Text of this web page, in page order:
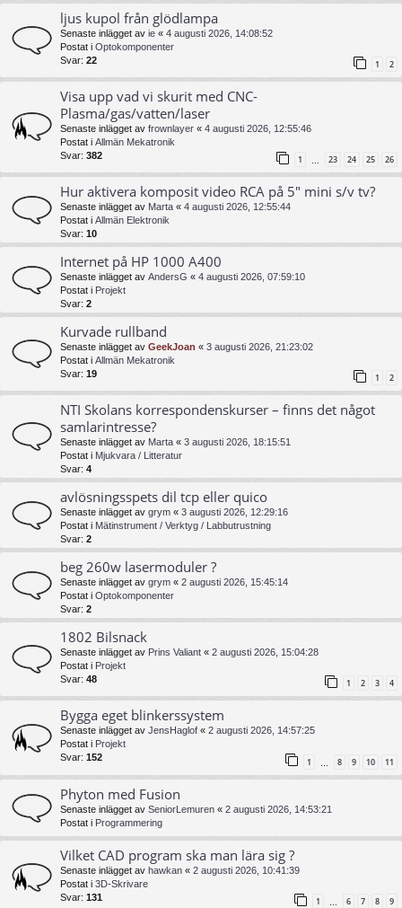
ljus kupol från glödlampa
Senaste inlägget av ie « 4 augusti 2026, 14:08:52
Postat i Optokomponenter
Svar: 22 1 2
Visa upp vad vi skurit med CNC-
Plasma/gas/vatten/laser
Senaste inlägget av frownlayer « 4 augusti 2026, 12:55:46
Postat i Allmän Mekatronik
Svar: 382 1 … 23 24 25 26
Hur aktivera komposit video RCA på 5" mini s/v tv?
Senaste inlägget av Marta « 4 augusti 2026, 12:55:44
Postat i Allmän Elektronik
Svar: 10
Internet på HP 1000 A400
Senaste inlägget av AndersG « 4 augusti 2026, 07:59:10
Postat i Projekt
Svar: 2
Kurvade rullband
Senaste inlägget av GeekJoan « 3 augusti 2026, 21:23:02
Postat i Allmän Mekatronik
Svar: 19 1 2
NTI Skolans korrespondenskurser – finns det något
samlarintresse?
Senaste inlägget av Marta « 3 augusti 2026, 18:15:51
Postat i Mjukvara / Litteratur
Svar: 4
avlösningsspets dil tcp eller quico
Senaste inlägget av grym « 3 augusti 2026, 12:29:16
Postat i Mätinstrument / Verktyg / Labbutrustning
Svar: 2
beg 260w lasermoduler ?
Senaste inlägget av grym « 2 augusti 2026, 15:45:14
Postat i Optokomponenter
Svar: 2
1802 Bilsnack
Senaste inlägget av Prins Valiant « 2 augusti 2026, 15:04:28
Postat i Projekt
Svar: 48 1 2 3 4
Bygga eget blinkerssystem
Senaste inlägget av JensHaglof « 2 augusti 2026, 14:57:25
Postat i Projekt
Svar: 152 1 8 9 10 11
Phyton med Fusion
Senaste inlägget av SeniorLemuren « 2 augusti 2026, 14:53:21
Postat i Programmering
Vilket CAD program ska man lära sig ?
Senaste inlägget av hawkan « 2 augusti 2026, 10:41:39
Postat i 3D-Skrivare
Svar: 131 1 6 7 8 9